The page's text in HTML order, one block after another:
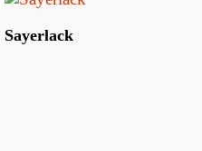
Sayerlack